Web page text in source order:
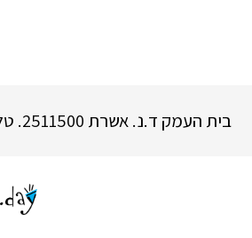
בית העמק ד.נ. אשרת 2511500. טל: 04-9960411. פקס: 04-9960520